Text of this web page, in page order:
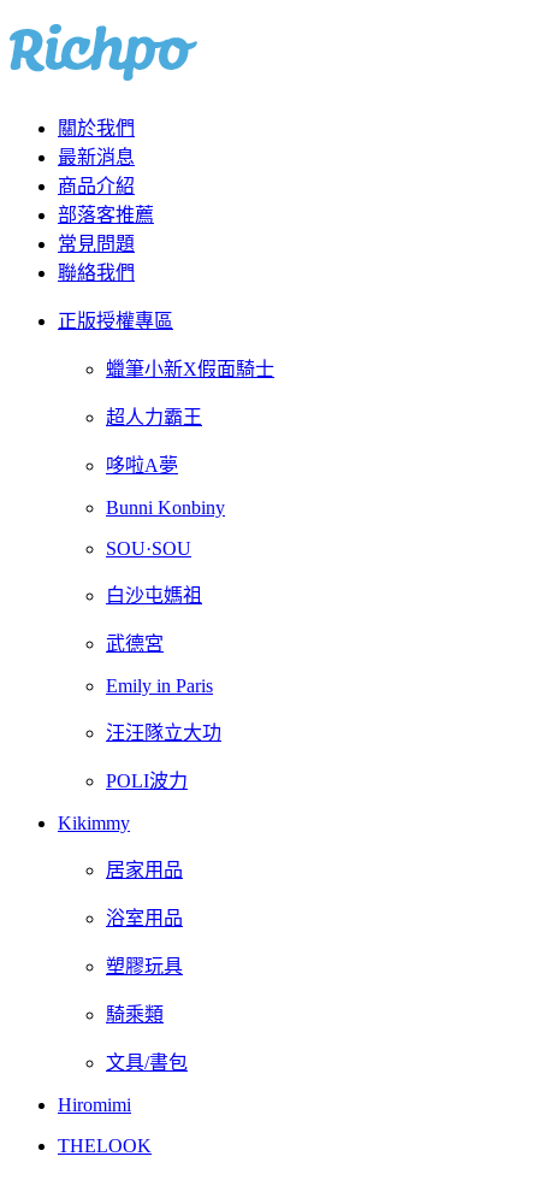
關於我們
最新消息
商品介紹
部落客推薦
常見問題
聯絡我們
正版授權專區
蠟筆小新X假面騎士
超人力霸王
哆啦A夢
Bunni Konbiny
SOU·SOU
白沙屯媽祖
武德宮
Emily in Paris
汪汪隊立大功
POLI波力
Kikimmy
居家用品
浴室用品
塑膠玩具
騎乘類
文具/書包
Hiromimi
THELOOK